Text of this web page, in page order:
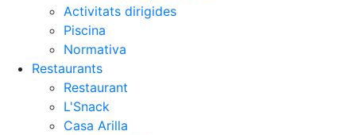
Activitats dirigides
Piscina
Normativa
Restaurants
Restaurant
L'Snack
Casa Arilla